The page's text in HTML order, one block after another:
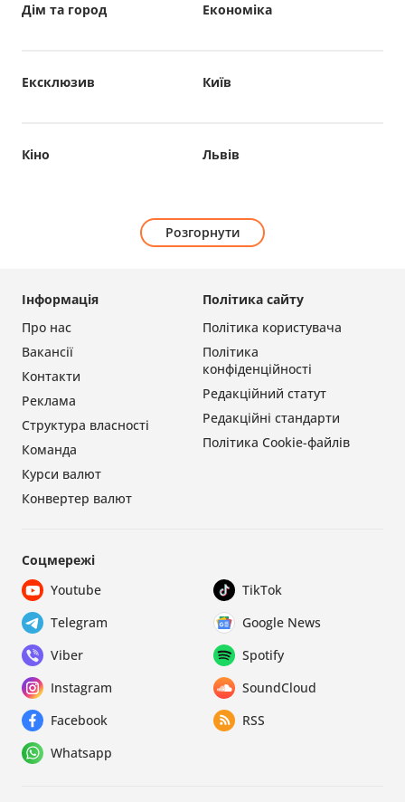
Дім та город Економіка
Ексклюзив Київ
Кіно Львів
Розгорнути
Політика сайту
Політика користувача
Політика
конфіденційності
Редакційний статут
Редакційні стандарти
Політика Cookie-файлів
Інформація
Про нас
Вакансії
Контакти
Реклама
Структура власності
Команда
Курси валют
Конвертер валют
Соцмережі
Youtube
TikTok
Telegram
Google News
Viber
Spotify
Instagram
SoundCloud
Facebook
RSS
Whatsapp